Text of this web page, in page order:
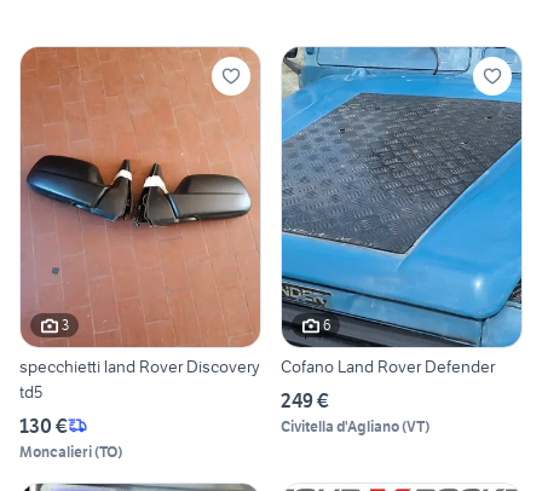
3
specchietti land Rover Discovery
td5
130 €
Moncalieri(TO)
6
Cofano Land Rover Defender
249 €
Civitella d'Agliano(VT)